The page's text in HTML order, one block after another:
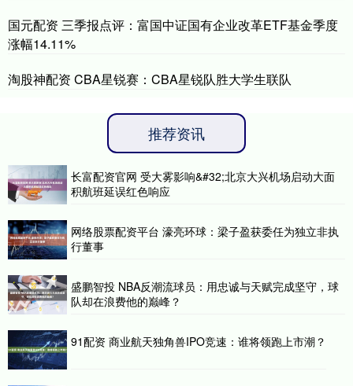
国元配资 三季报点评：富国中证国有企业改革ETF基金季度
涨幅14.11%
淘股神配资 CBA星锐赛：CBA星锐队胜大学生联队
推荐资讯
长富配资官网 受大雾影响&#32;北京大兴机场启动大面
积航班延误红色响应
网络股票配资平台 濠亮环球：梁子盈获委任为独立非执
行董事
盛鹏智投 NBA反潮流球员：用忠诚与天赋完成坚守，球
队却在浪费他的巅峰？
91配资 商业航天独角兽IPO竞速：谁将领跑上市潮？